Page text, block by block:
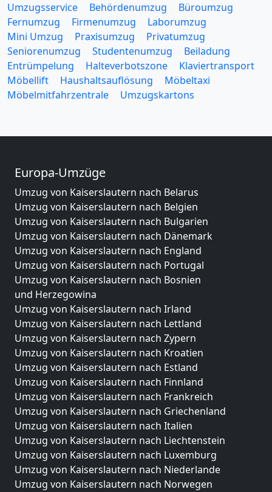
Umzugsservice Behördenumzug
Büroumzug
Fernumzug
Firmenumzug
Laborumzug
Mini Umzug
Praxisumzug
Privatumzug
Seniorenumzug
Studentenumzug
Beiladung
Entrümpelung
Halteverbotszone
Klaviertransport
Möbellift
Haushaltsauflösung
Möbeltaxi
Möbelmitfahrzentrale
Umzugskartons
Europa-Umzüge
Umzug von Kaiserslautern nach Belarus
Umzug von Kaiserslautern nach Belgien
Umzug von Kaiserslautern nach Bulgarien
Umzug von Kaiserslautern nach Dänemark
Umzug von Kaiserslautern nach England
Umzug von Kaiserslautern nach Portugal
Umzug von Kaiserslautern nach Bosnien
und Herzegowina
Umzug von Kaiserslautern nach Irland
Umzug von Kaiserslautern nach Lettland
Umzug von Kaiserslautern nach Zypern
Umzug von Kaiserslautern nach Kroatien
Umzug von Kaiserslautern nach Estland
Umzug von Kaiserslautern nach Finnland
Umzug von Kaiserslautern nach Frankreich
Umzug von Kaiserslautern nach Griechenland
Umzug von Kaiserslautern nach Italien
Umzug von Kaiserslautern nach Liechtenstein
Umzug von Kaiserslautern nach Luxemburg
Umzug von Kaiserslautern nach Niederlande
Umzug von Kaiserslautern nach Norwegen